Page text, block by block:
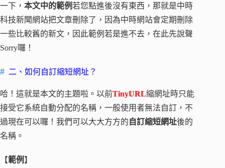
一下， 本文中的範例若您點進後沒有東西，那就是中時
科技新聞網站把文章刪除了，因為中時網站會定期刪除
一些比較舊的新文，因此範例若是進不去，在此先說聲
Sorry囉！
二、如何自訂縮短網址？
哈！這就是本文的主題啦。以前TinyURL縮網址時只能
接受它系統自動分配的名稱，一般使用者無法自訂，不
過現在可以囉！我們可以大大方方的 自訂縮短網址後的
名稱。
【範例 】